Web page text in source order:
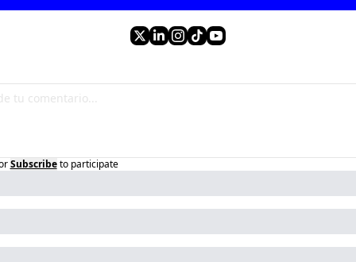
Subscribe to participate